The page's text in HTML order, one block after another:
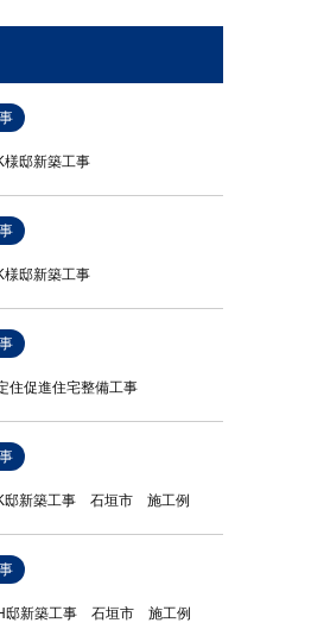
邸新築工事
邸新築工事
住促進住宅整備工事
邸新築工事 石垣市 施工例
邸新築工事 石垣市 施工例